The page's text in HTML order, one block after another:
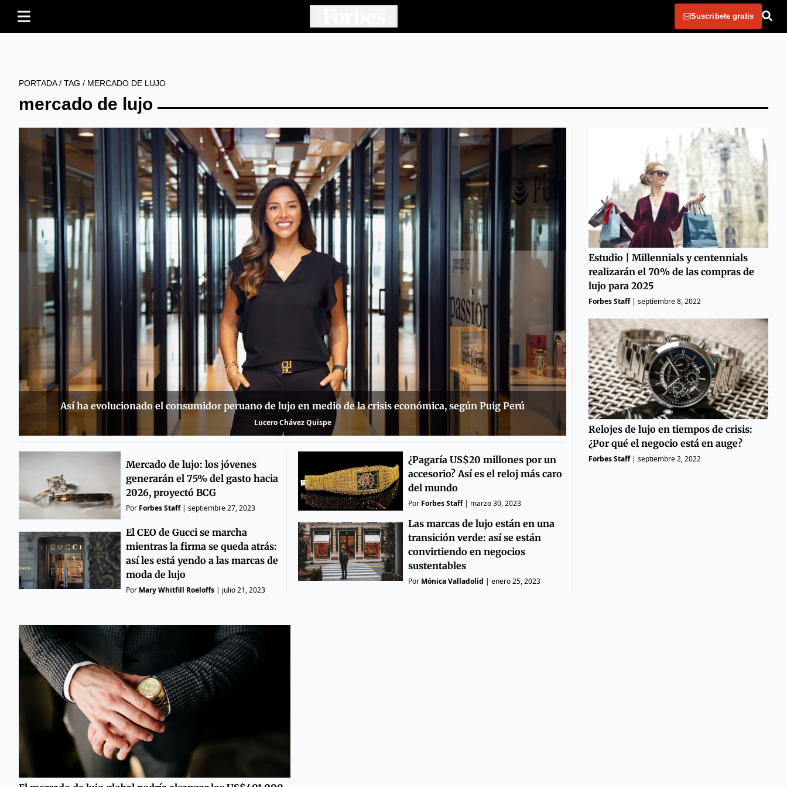
Suscribete gratis
PORTADA/ TAG / MERCADO DE LUJO
mercado de lujo
Así ha evolucionado el consumidor peruano de lujo en medio de la crisis económica, según Puig Perú
Lucero Chávez Quispe
Mercado de lujo: los jóvenes
generarán el 75% del gasto hacia
2026, proyectó BCG
Por Forbes Staff| septiembre 27, 2023
El CEO de Gucci se marcha
mientras la firma se queda atrás:
así les está yendo a las marcas de
moda de lujo
Por Mary Whitfill Roeloffs| julio 21, 2023
¿Pagaría US$20 millones por un
accesorio? Así es el reloj más caro
del mundo
Por Forbes Staff| marzo 30, 2023
Las marcas de lujo están en una
transición verde: así se están
convirtiendo en negocios
sustentables
Por Mónica Valladolid | enero 25, 2023
Estudio | Millennials y centennials
realizarán el 70% de las compras de
lujo para 2025
Forbes Staff| septiembre 8, 2022
Relojes de lujo en tiempos de crisis:
¿Por qué el negocio está en auge?
Forbes Staff| septiembre 2, 2022